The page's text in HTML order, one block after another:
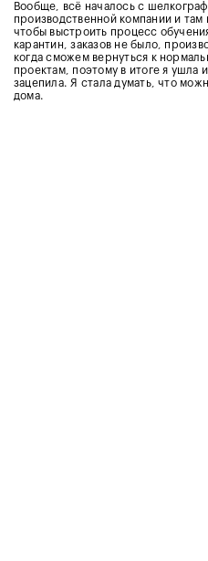
Вообще, всё началось с
производственной компании и там
чтобы выстроить процесс
карантин, заказов не было,
когда сможем вернуться к
проектам, поэтому в итоге я ушла
зацепила. Я стала думать, что
дома.